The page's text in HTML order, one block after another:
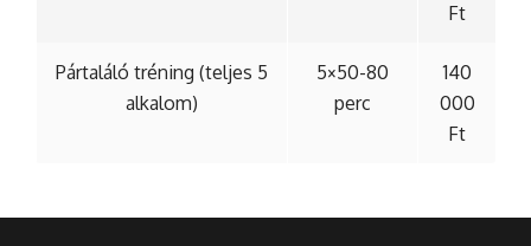
Ft
Pártaláló tréning (teljes 5
alkalom)
5×50-80
perc
140
000
Ft